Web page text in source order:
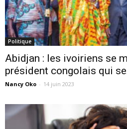
Politique
Abidjan : les ivoiriens se
président congolais qui
Nancy Oko - 14 juin 2023